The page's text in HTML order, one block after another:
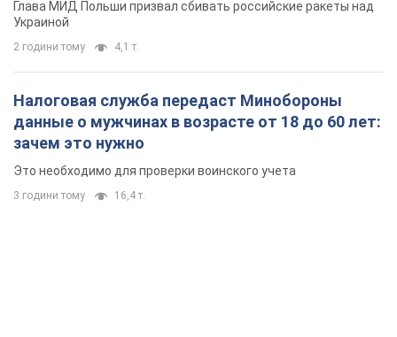
Глава МИД Польши призвал сбивать российские ракеты над
Украиной
2 години тому 4,1 т.
Налоговая служба передаст Минобороны
данные о мужчинах в возрасте от 18 до 60 лет:
зачем это нужно
Это необходимо для проверки воинского учета
3 години тому 16,4 т.